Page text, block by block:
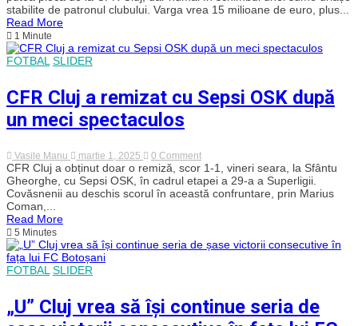
play-
sumă
ar
Louis
CFR
Cluj?
stabilite de patronul clubului. Varga vrea 15 milioane de euro, plus...
Read More
1 Minute
FOTBAL SLIDER
CFR Cluj a remizat cu Sepsi OSK după
un meci spectaculos
Vasile Manu martie 1, 2025 0 Commenton
CFR
Cluj
a
remizat
după
CFR Cluj a obținut doar o remiză, scor 1-1, vineri seara, la Sfântu
Gheorghe, cu Sepsi OSK, în cadrul etapei a 29-a a Superligii.
Covăsnenii au deschis scorul în această confruntare, prin Marius
Coman,...
Read More
5 Minutes
FOTBAL SLIDER
„U” Cluj vrea să își continue seria de